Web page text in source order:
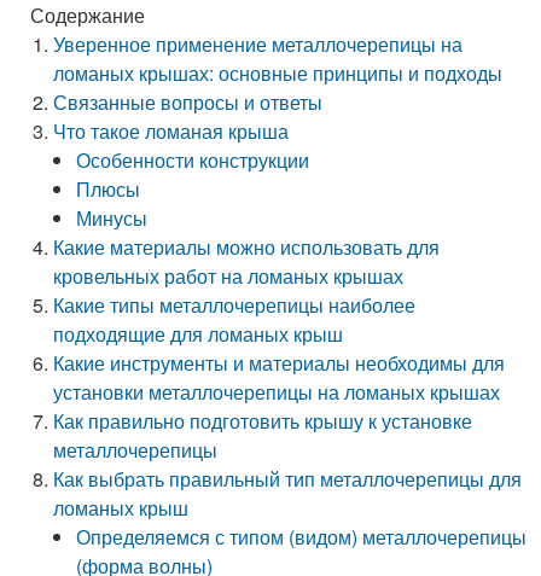
Содержание
Уверенное применение металлочерепицы на
ломаных крышах: основные принципы и подходы
Связанные вопросы и ответы
Что такое ломаная крыша
Особенности конструкции
Плюсы
Минусы
Какие материалы можно использовать для
кровельных работ на ломаных крышах
Какие типы металлочерепицы наиболее
подходящие для ломаных крыш
Какие инструменты и материалы необходимы для
установки металлочерепицы на ломаных крышах
Как правильно подготовить крышу к установке
металлочерепицы
Как выбрать правильный тип металлочерепицы для
ломаных крыш
Определяемся с типом (видом) металлочерепицы
(форма волны)